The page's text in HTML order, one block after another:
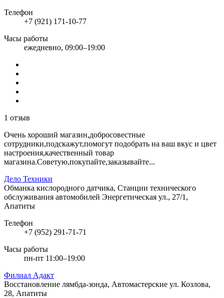
Телефон
+7 (921) 171-10-77
Часы работы
ежедневно, 09:00–19:00
1 отзыв
Очень хороший магазин,добросовестные
сотрудники,подскажут,помогут подобрать на ваш вкус и цвет
настроения,качественный товар
магазина.Советую,покупайте,заказывайте...
Дело Техники
Обманка кислородного датчика, Станции технического
обслуживания автомобилей Энергетическая ул., 27/1,
Апатиты
Телефон
+7 (952) 291-71-71
Часы работы
пн-пт 11:00–19:00
Филиал Адакт
Восстановление лямбда-зонда, Автомастерские ул. Козлова,
28, Апатиты